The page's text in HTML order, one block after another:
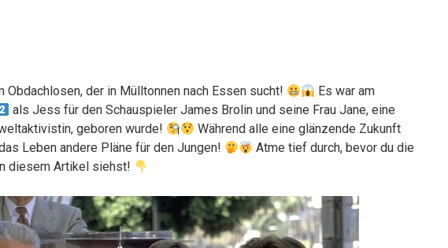
Obdachlosen, der in Mülltonnen nach Essen sucht!
Es war am
als Jess für den Schauspieler James Brolin und seine Frau Jane, eine
geboren wurde!
Während alle eine glänzende Zukunft
Leben andere Pläne für den Jungen!
Atme tief durch, bevor du die
diesem Artikel siehst!